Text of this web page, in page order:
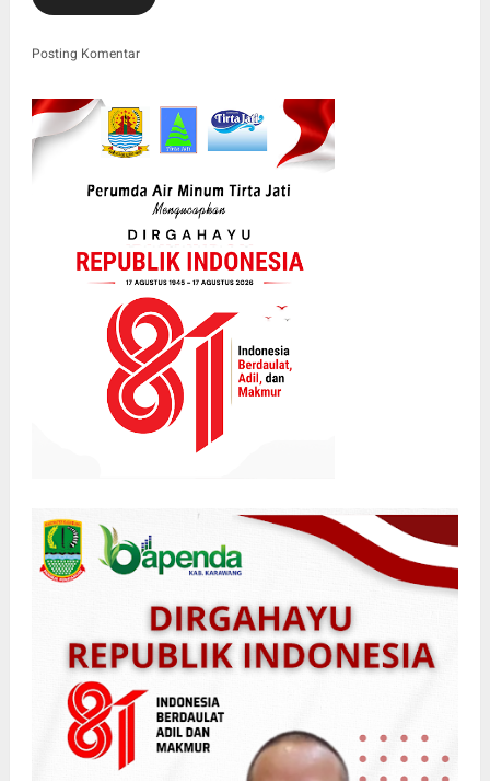
Posting Komentar